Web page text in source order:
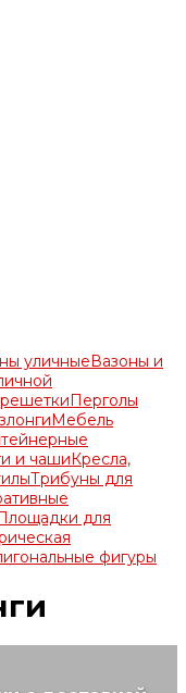
уличныеВазоны и
Перголы
Мебель
и чашиКресла,
Трибуны для
для
фигуры